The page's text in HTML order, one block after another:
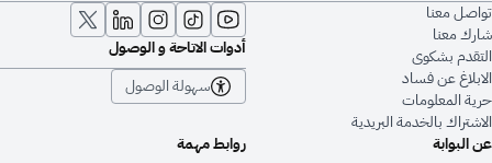
عن البوابة
روابط مهمة
تواصل معنا
شارك معنا
التقدم بشكوى
الابلاغ عن فساد
حرية المعلومات
الاشتراك بالخدمة البريدية
أدوات الاتاحة و الوصول
سهولة الوصول